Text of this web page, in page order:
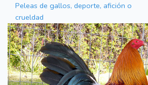
Peleas de gallos, deporte, afición o
crueldad